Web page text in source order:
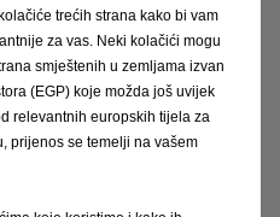
pogonom. Osim toga,
će biti dostupna s 1,2-
motorom snage 100
predstavljene razine
trećih strana kako bi vam
za vas. Neki kolačići mogu
smještenih u zemljama izvan
(EGP) koje možda još uvijek
relevantnih europskih tijela za
prijenos se temelji na vašem